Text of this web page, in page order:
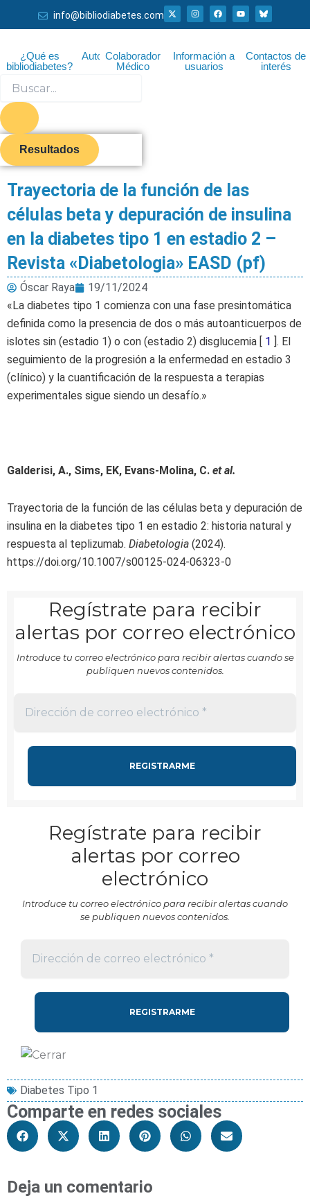
al
info@bibliodiabetes.com
X
-
t
t
t
I
n
s
r
a
F
a
c
o
o
k
Y
o
u
¿Qué es
bibliodiabetes?
AutorColaborador
Médico
Información a
usuarios
Contactos de
interés
Resultados
Trayectoria de la función de las
células beta y depuración de insulina
en la diabetes tipo 1 en estadio 2 –
Revista «Diabetologia» EASD (pf)
Óscar Raya
19/11/2024
«La diabetes tipo 1 comienza con una fase presintomática
definida como la presencia de dos o más autoanticuerpos de
islotes sin (estadio 1) o con (estadio 2) disglucemia [ 1 ]. El
seguimiento de la progresión a la enfermedad en estadio 3
(clínico) y la cuantificación de la respuesta a terapias
experimentales sigue siendo un desafío.»
Galderisi, A., Sims, EK, Evans-Molina, C. et al.
Trayectoria de la función de las células beta y depuración de
insulina en la diabetes tipo 1 en estadio 2: historia natural y
respuesta al teplizumab. Diabetologia (2024).
https://doi.org/10.1007/s00125-024-06323-0
Regístrate para recibir
alertas por correo electrónico
Introduce tu correo electrónico para recibir alertas cuando se
publiquen nuevos contenidos.
Regístrate para recibir
alertas por correo
electrónico
Introduce tu correo electrónico para recibir alertas cuando
se publiquen nuevos contenidos.
Diabetes Tipo 1
Comparte en redes sociales
Deja un comentario